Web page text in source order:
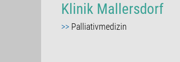
Klinik Mallersdorf
>> Palliativmedizin